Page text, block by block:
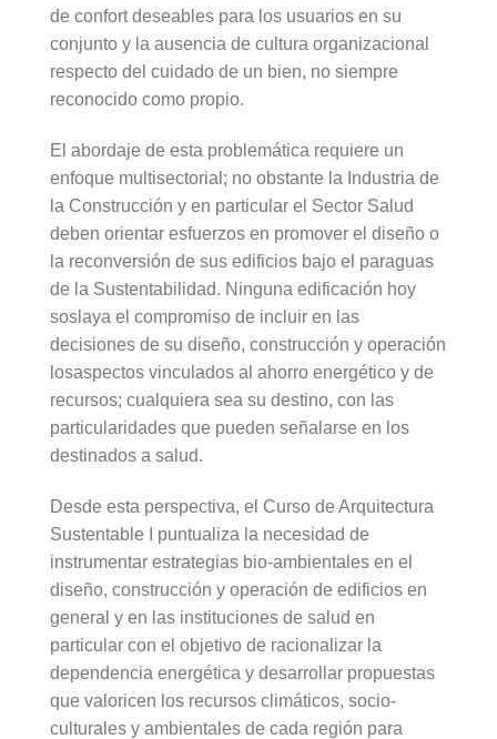
de confort deseables para los usuarios en su
conjunto y la ausencia de cultura organizacional
respecto del cuidado de un bien, no siempre
reconocido como propio.
El abordaje de esta problemática requiere un
enfoque multisectorial; no obstante la Industria de
la Construcción y en particular el Sector Salud
deben orientar esfuerzos en promover el diseño o
la reconversión de sus edificios bajo el paraguas
de la Sustentabilidad. Ninguna edificación hoy
soslaya el compromiso de incluir en las
decisiones de su diseño, construcción y operación
losaspectos vinculados al ahorro energético y de
recursos; cualquiera sea su destino, con las
particularidades que pueden señalarse en los
destinados a salud.
Desde esta perspectiva, el Curso de Arquitectura
Sustentable I puntualiza la necesidad de
instrumentar estrategias bio-ambientales en el
diseño, construcción y operación de edificios en
general y en las instituciones de salud en
particular con el objetivo de racionalizar la
dependencia energética y desarrollar propuestas
que valoricen los recursos climáticos, socio-
culturales y ambientales de cada región para